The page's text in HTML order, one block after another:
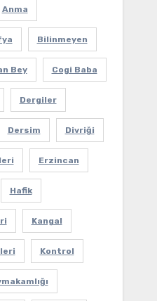
Anma
Bilinmeyen
Bey Cogi Baba
Dergiler
Dersim Divriği
Erzincan
Hafik
Kangal
Kontrol